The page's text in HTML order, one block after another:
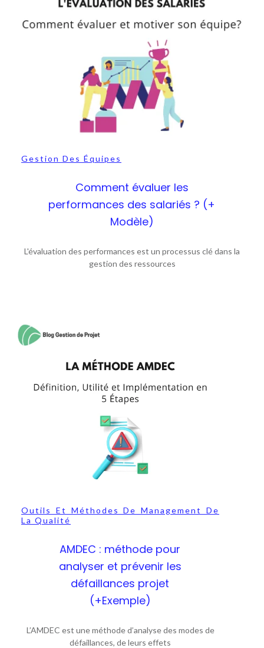
Gestion Des Équipes
Comment évaluer les
performances des salariés ? (+
Modèle)
L'évaluation des performances est un processus clé dans la
gestion des ressources
Outils Et Méthodes De Management De
La Qualité
AMDEC : méthode pour
analyser et prévenir les
défaillances projet
(+Exemple)
L’AMDEC est une méthode d’analyse des modes de
défaillances, de leurs effets